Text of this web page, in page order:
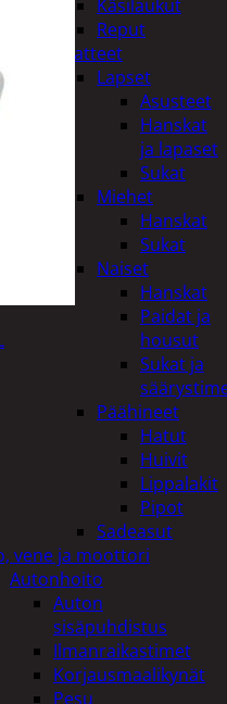
Käsilaukut
Reput
Vaatteet
Lapset
Asusteet
Hanskat
ja lapaset
Sukat
Miehet
Hanskat
Sukat
Naiset
Hanskat
Paidat ja
housut
Sukat ja
Päähineet
Hatut
Huivit
Lippalakit
Pipot
Sadeasut
vene ja moottori
Autonhoito
Auton
sisäpuhdistus
Ilmanraikastimet
Korjausmaalikynät
Pesu